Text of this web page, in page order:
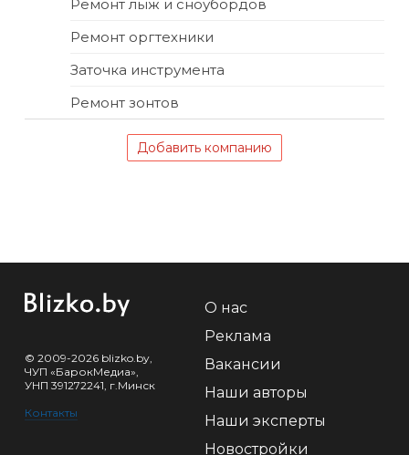
Ремонт лыж и сноубордов
Ремонт оргтехники
Заточка инструмента
Ремонт зонтов
Добавить компанию
© 2009-2026 blizko.by,
ЧУП «БарокМедиа»,
УНП 391272241, г.Минск
Контакты
О нас
Реклама
Вакансии
Наши авторы
Наши эксперты
Новостройки